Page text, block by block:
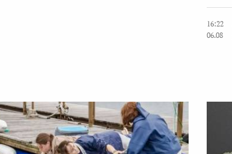
16:22
06.08